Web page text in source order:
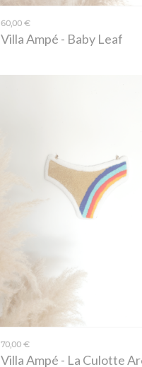
60,00 €
Villa Ampé - Baby Leaf
70,00 €
Villa Ampé - La Culotte